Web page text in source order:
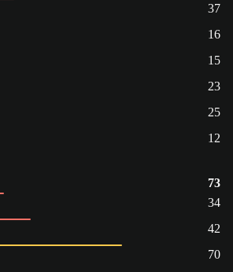
37
16
15
23
25
12
73
34
42
70